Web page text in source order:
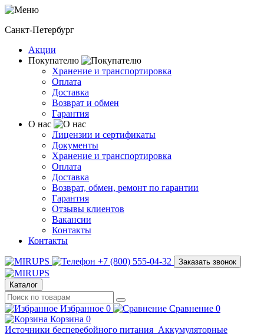
Санкт-Петербург
Акции
Покупателю
Хранение и транспортировка
Оплата
Доставка
Возврат и обмен
Гарантия
О нас
Лицензии и сертификаты
Документы
Хранение и транспортировка
Оплата
Доставка
Возврат, обмен, ремонт по гарантии
Гарантия
Отзывы клиентов
Вакансии
Контакты
Контакты
+7 (800) 555-04-32 Заказать звонок
Каталог
Избранное 0 Сравнение 0
Корзина 0
Источники бесперебойного питания Аккумуляторные